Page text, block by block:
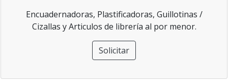
Encuadernadoras, Plastificadoras, Guillotinas /
Cizallas y Articulos de librería al por menor.
Solicitar